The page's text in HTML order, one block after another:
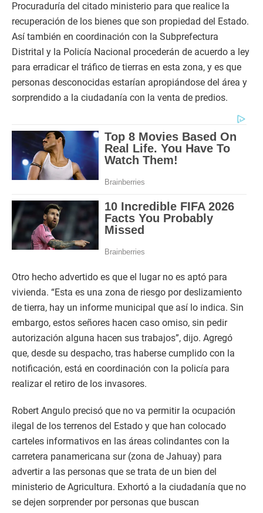
Procuraduría del citado ministerio para que realice la
recuperación de los bienes que son propiedad del Estado.
Así también en coordinación con la Subprefectura
Distrital y la Policía Nacional procederán de acuerdo a ley
para erradicar el tráfico de tierras en esta zona, y es que
personas desconocidas estarían apropiándose del área y
sorprendido a la ciudadanía con la venta de predios.
Otro hecho advertido es que el lugar no es aptó para
vivienda. “Esta es una zona de riesgo por deslizamiento
de tierra, hay un informe municipal que así lo indica. Sin
embargo, estos señores hacen caso omiso, sin pedir
autorización alguna hacen sus trabajos”, dijo. Agregó
que, desde su despacho, tras haberse cumplido con la
notificación, está en coordinación con la policía para
realizar el retiro de los invasores.
Robert Angulo precisó que no va permitir la ocupación
ilegal de los terrenos del Estado y que han colocado
carteles informativos en las áreas colindantes con la
carretera panamericana sur (zona de Jahuay) para
advertir a las personas que se trata de un bien del
ministerio de Agricultura. Exhortó a la ciudadanía que no
se dejen sorprender por personas que buscan